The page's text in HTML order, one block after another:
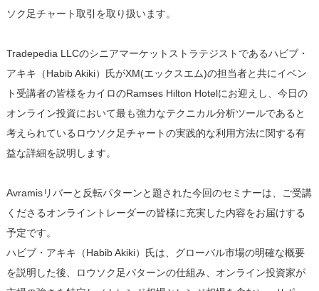
ソク足チャート取引を取り扱います。
Tradepedia LLCのシニアマーケットストラテジストであるハビブ・
アキキ（Habib Akiki）氏がXM(エックスエム)の担当者と共にイベン
ト受講者の皆様をカイロのRamses Hilton Hotelにお迎えし、今日の
オンライン投資において最も強力なテクニカル分析ツールであると
考えられているロウソク足チャートの実践的な利用方法に関する有
益な詳細を説明します。
Avramisリバーと反転パターンと題された今回のセミナーは、ご受講
くださるオンライントレーダーの皆様に充実した内容をお届けする
予定です。
ハビブ・アキキ（Habib Akiki）氏は、グローバル市場の明確な概要
を説明した後、ロウソク足パターンの仕組み、オンライン投資家が